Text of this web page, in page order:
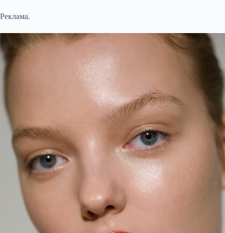
Реклама.